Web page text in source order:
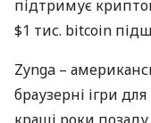
підтримує
$1 тис. bitcoin
Zynga –
браузерні ігри